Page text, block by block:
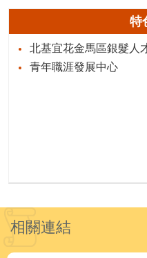
特
北基宜花金馬區銀髮人
青年職涯發展中心
相關連結